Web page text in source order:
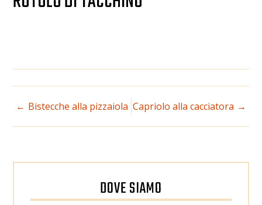
NAVIGAZIONE
ARTICOLI
Bistecche alla pizzaiola Capriolo alla cacciatora
DOVE SIAMO